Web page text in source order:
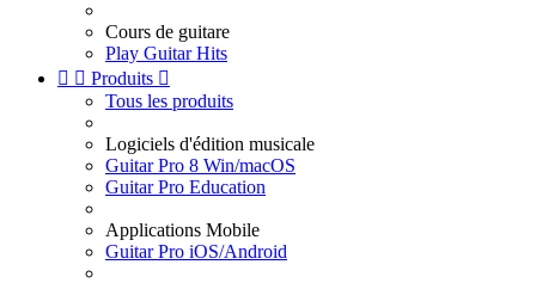
Cours de guitare
Play Guitar Hits
  Produits 
Tous les produits
Logiciels d'édition musicale
Guitar Pro 8 Win/macOS
Guitar Pro Education
Applications Mobile
Guitar Pro iOS/Android